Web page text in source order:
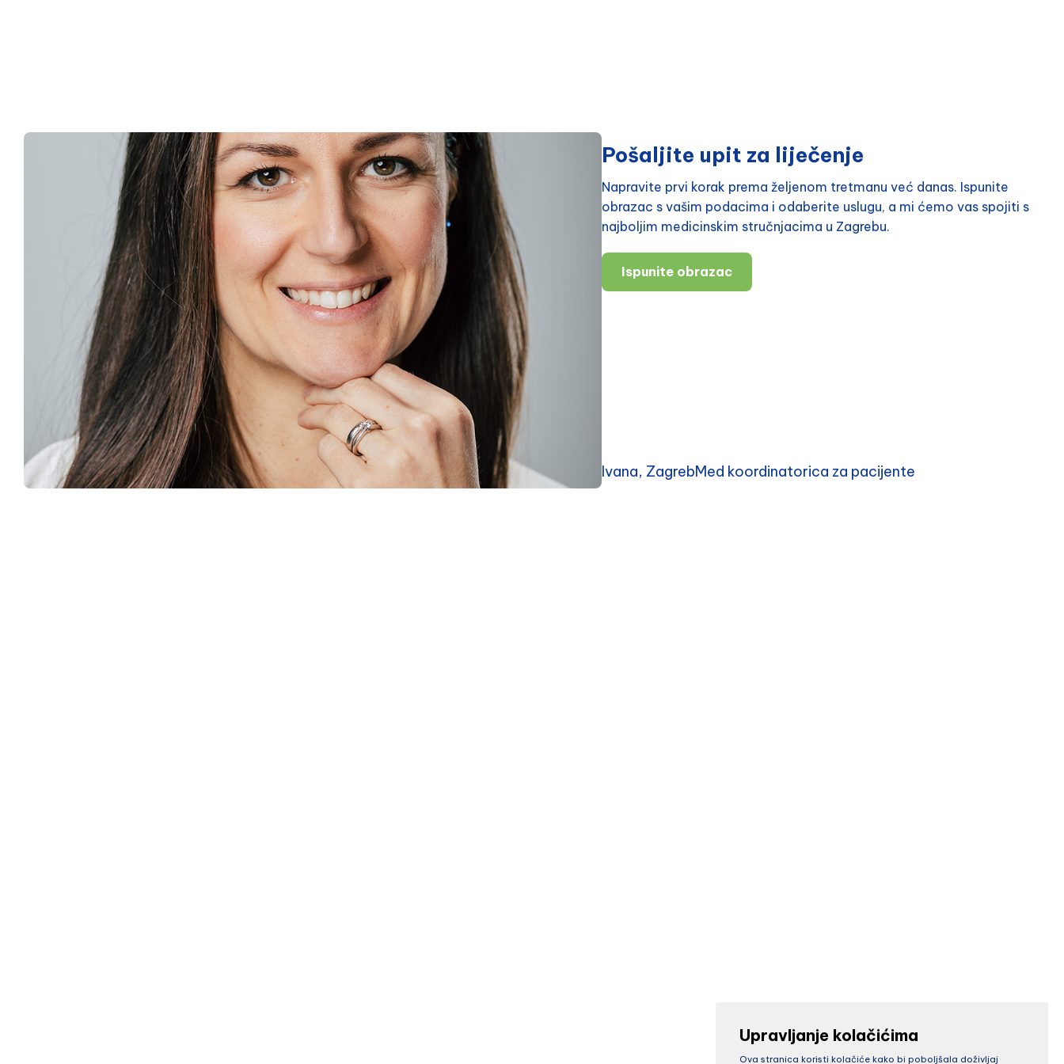
Pošaljite upit za liječenje
Napravite prvi korak prema željenom tretmanu već danas. Ispunite
obrazac s vašim podacima i odaberite uslugu, a mi ćemo vas spojiti s
najboljim medicinskim stručnjacima u Zagrebu.
Ispunite obrazac
Ivana, ZagrebMed koordinatorica za pacijente
Upravljanje kolačićima
Ova stranica koristi kolačiće kako bi poboljšala doživljaj